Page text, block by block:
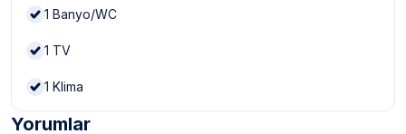
1 Banyo/WC
1 TV
1 Klima
Yorumlar